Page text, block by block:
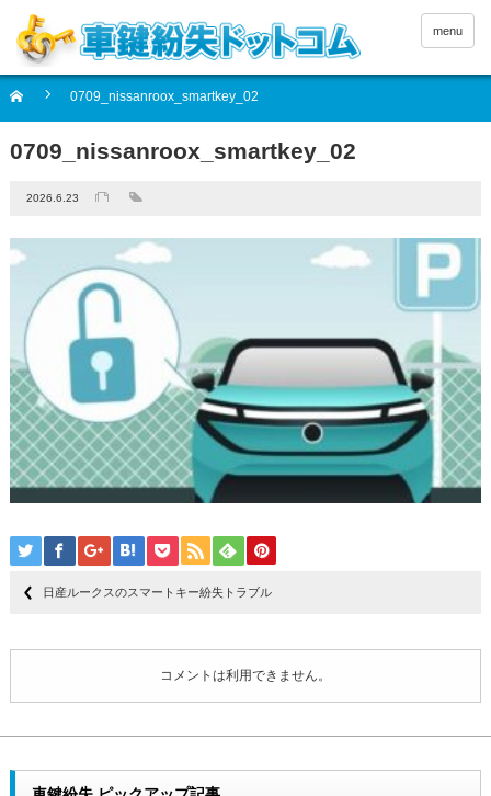
menu
0709_nissanroox_smartkey_02
0709_nissanroox_smartkey_02
2026.6.23
日産ルークスのスマートキー紛失トラブル
コメントは利用できません。